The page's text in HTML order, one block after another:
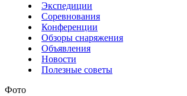
Экспедиции
Соревнования
Конференции
Обзоры снаряжения
Объявления
Новости
Полезные советы
Фото